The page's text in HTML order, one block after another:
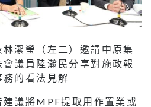
潔瑩（左二）邀請中原集
議員陸瀚民分享對施政報
的看法見解
議將MPF提取用作置業或